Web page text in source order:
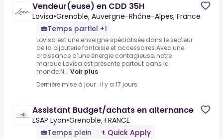
Vendeur(euse) en CDD 35H
Lovisa•Grenoble, Auvergne-Rhône-Alpes, France
Temps partiel +1
Lovisa est une enseigne spécialisée dans le secteur
de la bijouterie fantaisie et accessoires.Avec une
croissance d’une énergie contagieuse, notre
marque Lovisa est présente partout dans le
monde.N... Voir plus
Dernière mise à jour : il y a 17 jours
Assistant Budget/achats en alternance
ESAP Lyon•Grenoble, FRANCE
Temps plein
Quick Apply